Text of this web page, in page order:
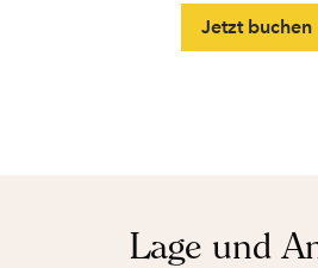
Jetzt buchen
Lage und